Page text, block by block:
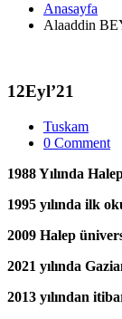
Anasayfa
Alaaddin
12Eyl’21
Tuskam
0 Comment
1988 Yılında
1995 yılında ilk
2009 Halep
2021 yılında
2013 yılından